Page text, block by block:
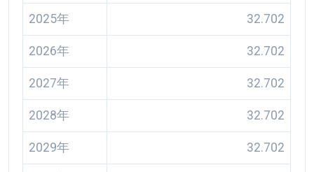
2025年 32.702
2026年 32.702
2027年 32.702
2028年 32.702
2029年 32.702